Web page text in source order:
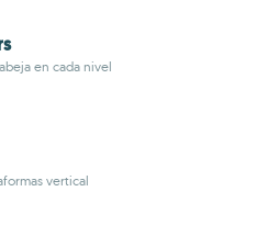
en cada nivel
vertical